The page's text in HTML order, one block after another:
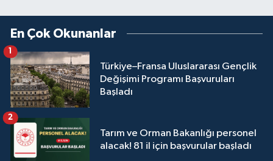
En Çok Okunanlar
Türkiye–Fransa Uluslararası Gençlik
Değişimi Programı Başvuruları
Başladı
1
Tarım ve Orman Bakanlığı personel
alacak! 81 il için başvurular başladı
2